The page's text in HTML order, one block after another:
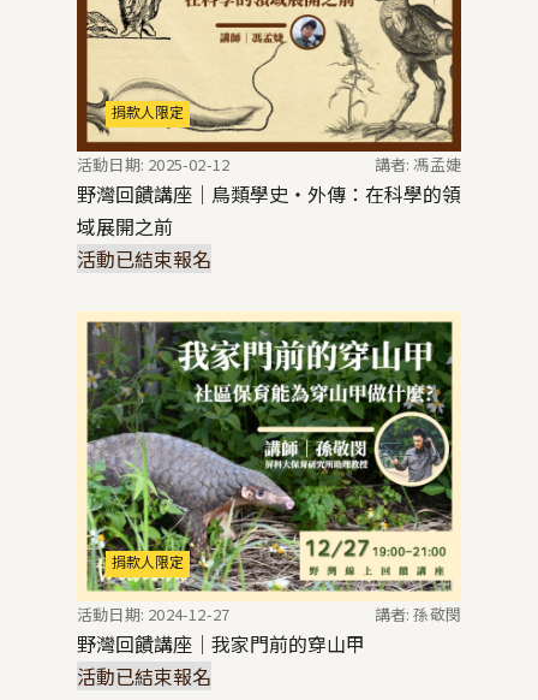
捐款人限定
活動日期: 2025-02-12 講者: 馮孟婕
野灣回饋講座｜鳥類學史・外傳：在科學的領
域展開之前
活動已結束報名
捐款人限定
活動日期: 2024-12-27 講者: 孫敬閔
野灣回饋講座｜我家門前的穿山甲
活動已結束報名